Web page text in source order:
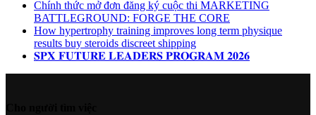
Chính thức mở đơn đăng ký cuộc thi MARKETING
BATTLEGROUND: FORGE THE CORE
How hypertrophy training improves long term physique
results buy steroids discreet shipping
𝐒𝐏𝐗 𝐅𝐔𝐓𝐔𝐑𝐄 𝐋𝐄𝐀𝐃𝐄𝐑𝐒 𝐏𝐑𝐎𝐆𝐑𝐀𝐌 𝟐𝟎𝟐𝟔